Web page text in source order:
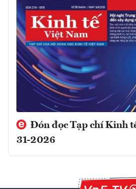
Đón đọc Tạp chí Kinh
31-2026